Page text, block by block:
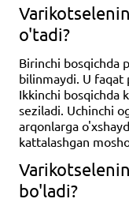
o'tadi?
Birinchi bosqichda
bilinmaydi. U faqat
Ikkinchi bosqichda
seziladi. Uchinchi
arqonlarga
kattalashgan
bo'ladi?